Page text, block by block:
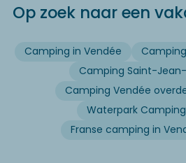
Op zoek naar een
Camping in Vendée
Camping Saint-
Camping Vendée
Waterpark
Franse camping in